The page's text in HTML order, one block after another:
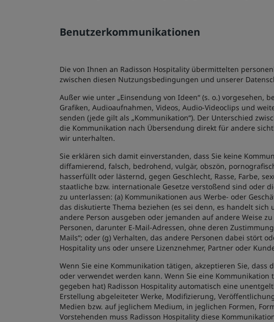
Benutzerkommunikationen
Die von Ihnen an Radisson Hospitality übermittelten
zwischen diesen Nutzungsbedingungen und unserer
Außer wie unter „Einsendung von Ideen“ (s. o.) vorgesehen,
Grafiken, Audioaufnahmen, Videos, Audio-Videoclips und
senden (jede gilt als „Kommunikation“). Der Unterschied
die Kommunikation nach Übersendung direkt für andere
wir unterhalten.
Sie erklären sich damit einverstanden, dass Sie keine
diffamierend, falsch, bedrohend, vulgär, obszön,
hasserfüllt oder lästernd, gegen Geschlecht, Rasse, Farbe,
staatliche bzw. internationale Gesetze verstoßend sind oder
zu unterlassen: (a) Kommunikationen aus Werbe- oder
das diskutierte Thema beziehen (es sei denn, es handelt
andere Person ausgeben oder jemanden auf andere Weise
Personen, darunter E-Mail-Adressen, ohne deren
Mails“; oder (g) Verhalten, das andere Personen dabei stört
Hospitality uns oder unsere Lizenznehmer, Partner oder
Wenn Sie eine Kommunikation tätigen, akzeptieren Sie,
oder verwendet werden kann. Wenn Sie eine
gegeben hat) Radisson Hospitality automatisch eine
Erstellung abgeleiteter Werke, Modifizierung,
Medien bzw. auf jeglichem Medium, in jeglichen Formen,
Vorstehenden muss Radisson Hospitality diese